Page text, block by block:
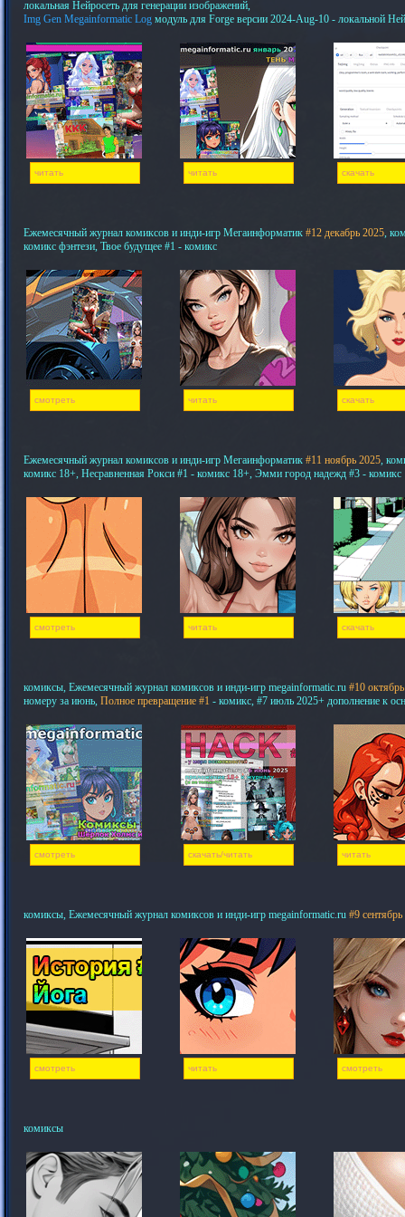
локальная Нейросеть для генерации изображений,
Img Gen Megainformatic Log модуль для Forge версии 2024-Aug-10 - локальной
читать читать скачать
Ежемесячный журнал комиксов и инди-игр Мегаинформатик #12 декабрь 2025,
комикс фэнтези, Твое будущее #1 - комикс
смотреть читать скачать
Ежемесячный журнал комиксов и инди-игр Мегаинформатик #11 ноябрь 2025,
комикс 18+, Несравненная Рокси #1 - комикс 18+, Эмми город надежд #3 - комикс
смотреть читать скачать
комиксы, Ежемесячный журнал комиксов и инди-игр megainformatic.ru #10
номеру за июнь, Полное превращение #1 - комикс, #7 июль 2025+ дополнение к
смотреть скачать/читать читать
комиксы, Ежемесячный журнал комиксов и инди-игр megainformatic.ru #9
смотреть читать смотреть
комиксы